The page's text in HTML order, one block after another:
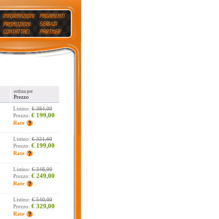
ordina per
Prezzo
Listino: € 384,00
Prezzo: € 199,00
Rate
Listino: € 321,60
Prezzo: € 199,00
Rate
Listino: € 348,00
Prezzo: € 249,00
Rate
Listino: € 540,00
Prezzo: € 329,00
Rate